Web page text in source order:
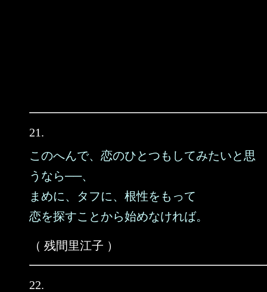
21.
このへんで、恋のひとつもしてみたいと思
うなら──、
まめに、タフに、根性をもって
恋を探すことから始めなければ。
（ 残間里江子 ）
22.